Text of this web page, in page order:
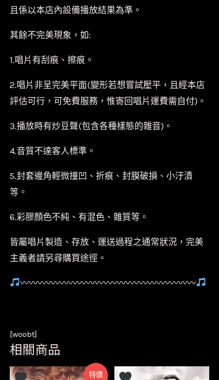
且係以本店內設備播放結果為準。
其餘不完美現象，如:
1.唱片有刮痕、擦痕。
2.唱片非呈完美平面(變形若想嘗試壓平，且經本店
評估可行，可免費服務，惟寄回唱片運費需自付)。
3.播放時有炒豆聲(包含各種樣態的雜音)。
4.音質不達客人標準。
5.封套邊角輕微撞凹、折痕、封膜破損、小汙漬
等。
6.彩膠顏色不純、有混色、雜質等。
皆屬唱片製造、存放、運送過程之通常狀況，完美
主義者請另尋購買途徑。
〰〰〰〰〰〰〰〰〰〰〰〰〰〰〰〰〰〰〰〰
[woobt]
相關商品
特價